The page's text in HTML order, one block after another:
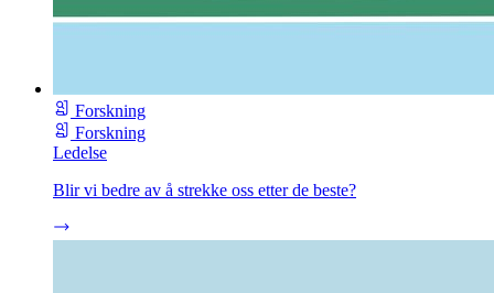
Forskning
Forskning
Ledelse
Blir vi bedre av å strekke oss etter de beste?